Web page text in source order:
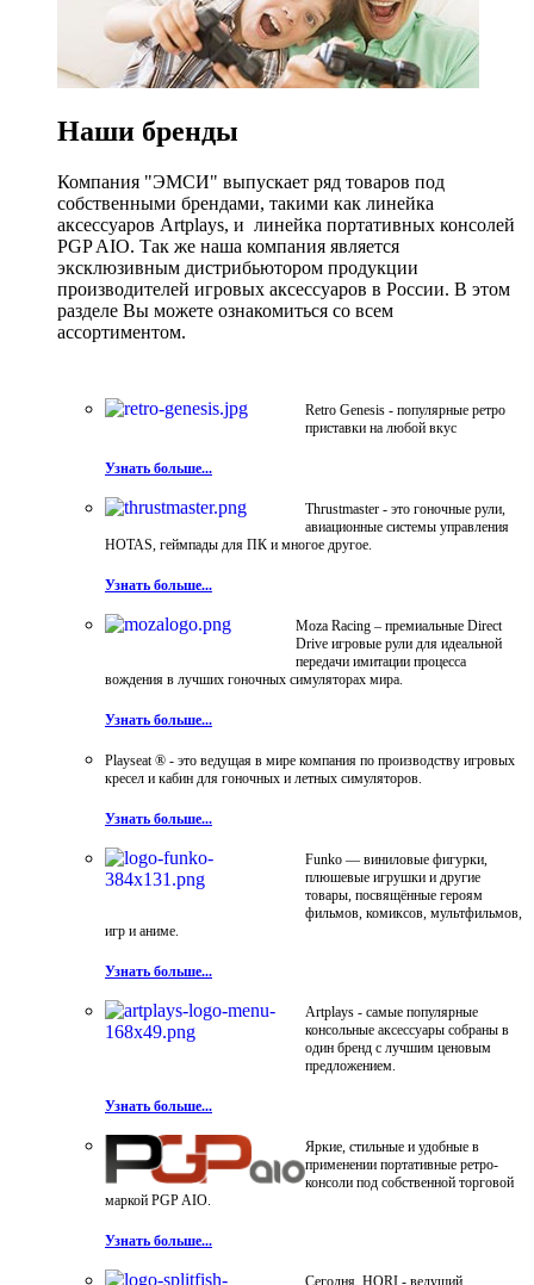
Наши бренды
Компания "ЭМСИ" выпускает ряд товаров под
собственными брендами, такими как линейка
аксессуаров Artplays, и линейка портативных консолей
PGP AIO. Так же наша компания является
эксклюзивным дистрибьютором продукции
производителей игровых аксессуаров в России. В этом
разделе Вы можете ознакомиться со всем
ассортиментом.
Retro Genesis - популярные ретро
приставки на любой вкус
Узнать больше...
Thrustmaster - это гоночные рули,
авиационные системы управления
HOTAS, геймпады для ПК и многое другое.
Узнать больше...
Moza Racing – премиальные Direct
Drive игровые рули для идеальной
передачи имитации процесса
вождения в лучших гоночных симуляторах мира.
Узнать больше...
Playseat ® - это ведущая в мире компания по производству игровых
кресел и кабин для гоночных и летных симуляторов.
Узнать больше...
Funko — виниловые фигурки,
плюшевые игрушки и другие
товары, посвящённые героям
фильмов, комиксов, мультфильмов,
игр и аниме.
Узнать больше...
Artplays - самые популярные
консольные аксессуары собраны в
один бренд с лучшим ценовым
предложением.
Узнать больше...
Яркие, стильные и удобные в
применении портативные ретро-
консоли под собственной торговой
маркой PGP AIO.
Узнать больше...